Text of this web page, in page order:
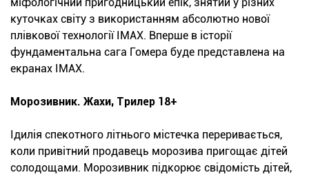
куточках світу з використанням абсолютно нової
плівкової технології IMAX. Вперше в історії
фундаментальна сага Гомера буде представлена на
екранах IMAX.
Морозивник. Жахи, Трилер 18+
Ідилія спекотного літнього містечка переривається,
коли привітний продавець морозива пригощає дітей
солодощами. Морозивник підкорює свідомість дітей,